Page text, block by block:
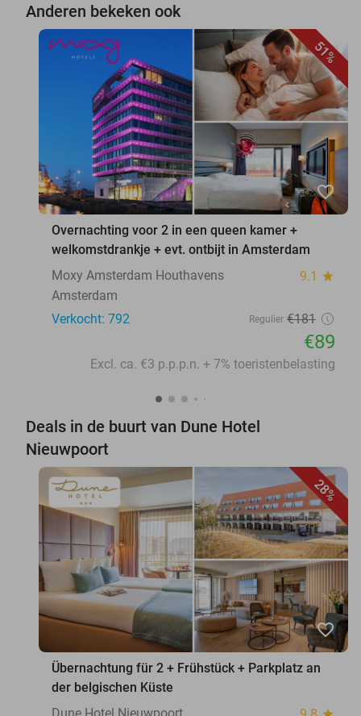
Anderen bekeken ook
51%
favorite_border
Overnachting voor 2 in een queen kamer +
welkomstdrankje + evt. ontbijt in Amsterdam
Moxy Amsterdam Houthavens
9.1 star
Amsterdam
Verkocht: 792
Regulier €181
€89
Excl. ca. €3 p.p.p.n. + 7% toeristenbelasting
Deals in de buurt van Dune Hotel
Nieuwpoort
28%
favorite_border
Übernachtung für 2 + Frühstück + Parkplatz an
der belgischen Küste